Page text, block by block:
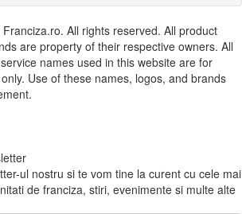
All rights reserved. All product
are property of their respective owners. All
names used in this website are for
Use of these names, logos, and brands
ul nostru si te vom tine la curent cu cele mai
de franciza, stiri, evenimente si multe alte